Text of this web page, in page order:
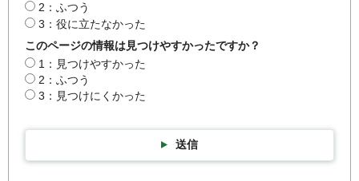
2：ふつう
3：役に立たなかった
このページの情報は見つけやすかったですか？
1：見つけやすかった
2：ふつう
3：見つけにくかった
送信